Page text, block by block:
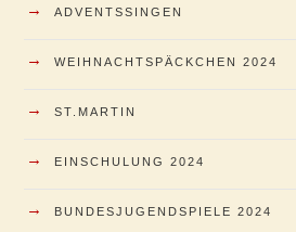
→ ADVENTSSINGEN
→ WEIHNACHTSPÄCKCHEN 2024
→ ST.MARTIN
→ EINSCHULUNG 2024
→ BUNDESJUGENDSPIELE 2024